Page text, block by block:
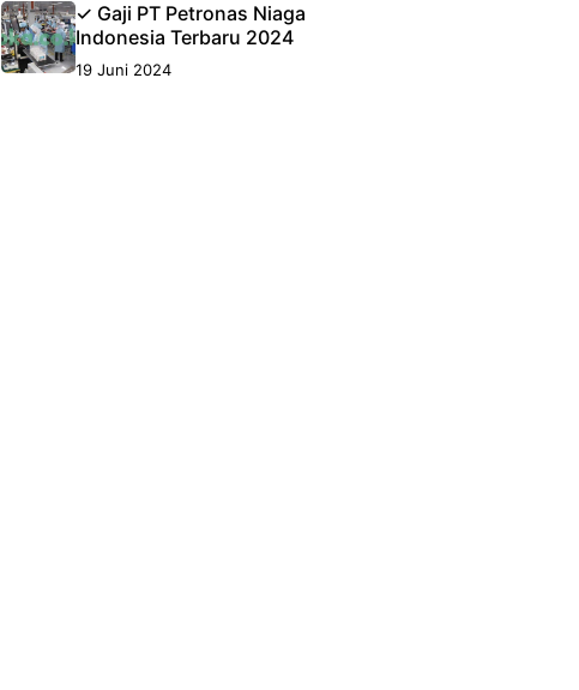
✓ Gaji PT Petronas Niaga
Indonesia Terbaru 2024
19 Juni 2024